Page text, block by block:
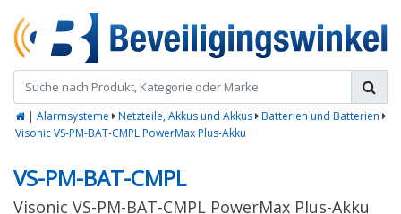
| Alarmsysteme Netzteile, Akkus und Akkus Batterien und Batterien
Visonic VS-PM-BAT-CMPL PowerMax Plus-Akku
VS-PM-BAT-CMPL
Visonic VS-PM-BAT-CMPL PowerMax Plus-Akku